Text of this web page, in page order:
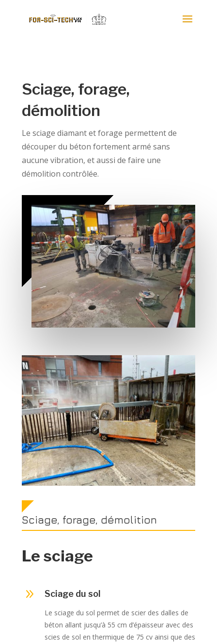
Sciage, forage,
démolition
Le sciage diamant et forage permettent de
découper du béton fortement armé sans
aucune vibration, et aussi de faire une
démolition contrôlée.
Sciage, forage, démolition
Le sciage
9 Sciage du sol
Le sciage du sol permet de scier des dalles de
béton allant jusqu’à 55 cm d’épaisseur avec des
scies de sol en thermique de 75 cv ainsi que des